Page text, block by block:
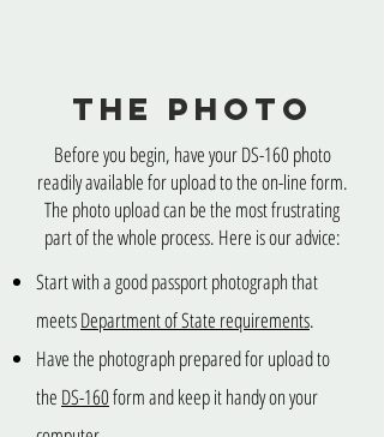
The Photo
Before you begin, have your DS-160 photo
readily available for upload to the on-line form.
The photo upload can be the most frustrating
part of the whole process. Here is our advice:
Start with a good passport photograph that
meetsDepartment of State requirements.
Have the photograph prepared for upload to
the DS-160form and keep it handy on your